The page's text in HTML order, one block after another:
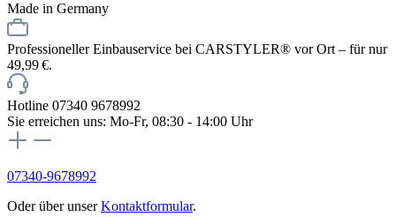
Made in Germany
Professioneller Einbauservice bei CARSTYLER® vor Ort – für nur
49,99 €.
Hotline 07340 9678992
Sie erreichen uns: Mo-Fr, 08:30 - 14:00 Uhr
07340-9678992
Oder über unserKontaktformular.